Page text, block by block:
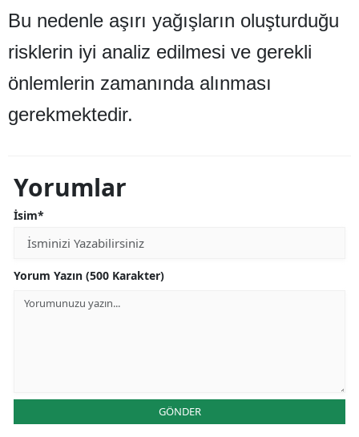
Bu nedenle aşırı yağışların oluşturduğu
risklerin iyi analiz edilmesi ve gerekli
önlemlerin zamanında alınması
gerekmektedir.
Yorumlar
İsim*
Yorum Yazın (500 Karakter)
GÖNDER